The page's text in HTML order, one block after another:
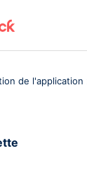
de l'application